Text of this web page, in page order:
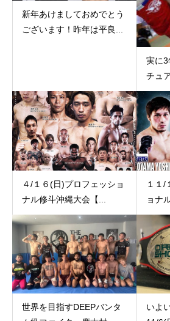
新年あけましておめでとう
ございます！昨年は平良...
実に3
チュ
４/１６(日)プロフェッショ
ナル修斗沖縄大会【...
１１/
ョナ
世界を目指すDEEPバンタ
いよ